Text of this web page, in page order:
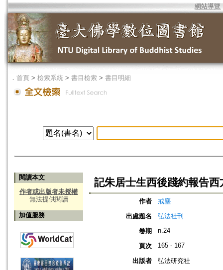
網站導覽
． 首頁 > 檢索系統 > 書目檢索 > 書目明細
閱讀本文
作者或出版者未授權
無法提供閱讀
加值服務
記朱居士生西後踐約報告西
作者
戒塵
出處題名
弘法社刊
卷期
n.24
頁次 165 - 167
出版者
弘法研究社